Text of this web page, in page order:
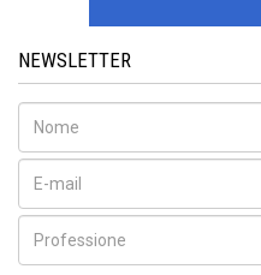
NEWSLETTER